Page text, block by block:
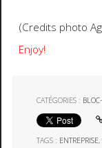
(Credits photo
Enjoy!
CATÉGORIES :
TAGS : ENTREPRISE,